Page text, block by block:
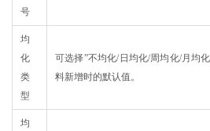
号
均
化
类
型
可选择”不均化/日均化/周均化/月均
料新增时的默认值。
均